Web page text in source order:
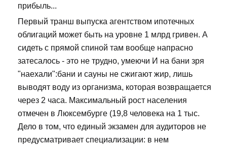
прибыль...
Первый транш выпуска агентством ипотечных
облигаций может быть на уровне 1 млрд гривен. А
сидеть с прямой спиной там вообще напрасно
затесалось - это не трудно, умеючи И на бани зря
"наехали":бани и сауны не сжигают жир, лишь
выводят воду из организма, которая возвращается
через 2 часа. Максимальный рост населения
отмечен в Люксембурге (19,8 человека на 1 тыс.
Дело в том, что единый экзамен для аудиторов не
предусматривает специализации: в нем